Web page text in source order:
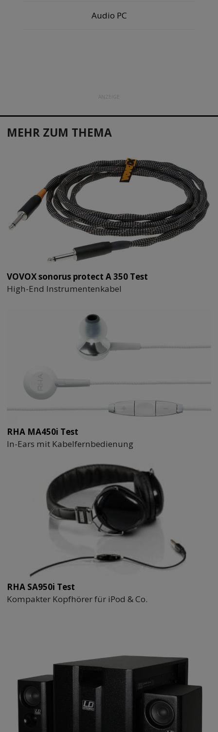
Audio PC
ANZEIGE
MEHR ZUM THEMA
VOVOX sonorus protect A 350 Test
High-End Instrumentenkabel
RHA MA450i Test
In-Ears mit Kabelfernbedienung
RHA SA950i Test
Kompakter Kopfhörer für iPod & Co.